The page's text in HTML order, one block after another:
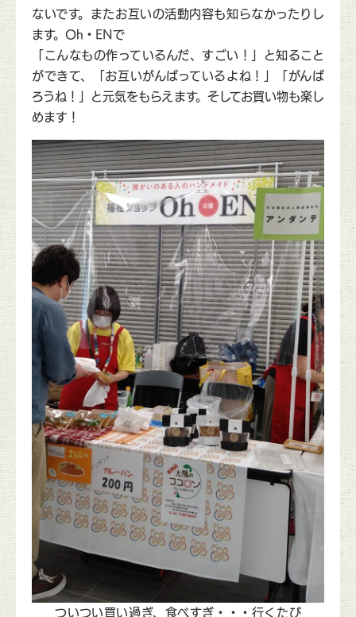
ないです。またお互いの活動内容も知らなかったりし
ます。Oh・ENで
「こんなもの作っているんだ、すごい！」と知ること
ができて、「お互いがんばっているよね！」「がんば
ろうね！」と元気をもらえます。そしてお買い物も楽し
めます！
ついつい買い過ぎ、食べすぎ・・・行くたび